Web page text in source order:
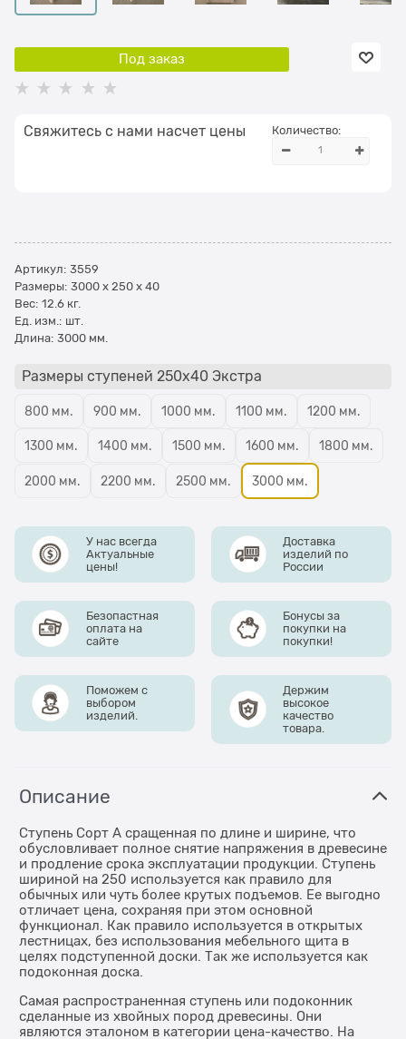
Под заказ
Свяжитесь с нами насчет цены Количество:
Артикул: 3559
Размеры: 3000 x 250 x 40
Вес: 12.6 кг.
Ед. изм.: шт.
Длина: 3000 мм.
Размеры ступеней 250х40 Экстра
800 мм. 900 мм. 1000 мм. 1100 мм. 1200 мм.
1300 мм. 1400 мм. 1500 мм. 1600 мм. 1800 мм.
2000 мм. 2200 мм. 2500 мм. 3000 мм.
У нас всегда
Актуальные
цены!
Доставка
изделий по
России
Безопастная
оплата на
сайте
Бонусы за
покупки на
покупки!
Поможем с
выбором
изделий.
Держим
высокое
качество
товара.
Описание
Ступень Сорт А сращенная по длине и ширине, что
обусловливает полное снятие напряжения в древесине
и продление срока эксплуатации продукции. Ступень
шириной на 250 используется как правило для
обычных или чуть более крутых подъемов. Ее выгодно
отличает цена, сохраняя при этом основной
функционал. Как правило используется в открытых
лестницах, без использования мебельного щита в
целях подступенной доски. Так же используется как
подоконная доска.
Самая распространенная ступень или подоконник
сделанные из хвойных пород древесины. Они
являются эталоном в категории цена-качество. На